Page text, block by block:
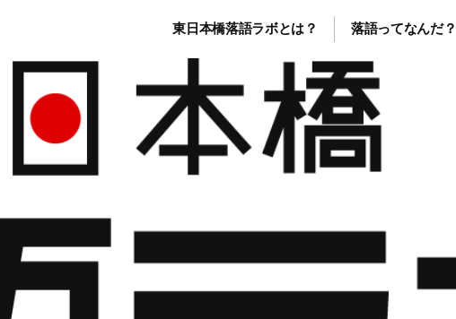
東日本橋落語ラボとは？ 落語ってなんだ？